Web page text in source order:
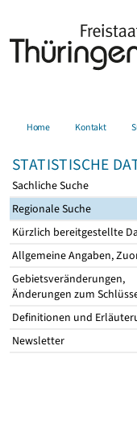
Home Kontakt
STATISTISCHE
Sachliche Suche
Regionale Suche
Kürzlich bereitgestellte
Allgemeine Angaben,
Gebietsveränderungen,
Änderungen zum
Definitionen und
Newsletter